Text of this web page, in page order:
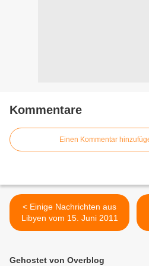
Kommentare
Einen Kommentar
< Einige Nachrichten aus
Libyen vom 15. Juni 2011
Gehostet von Overblog